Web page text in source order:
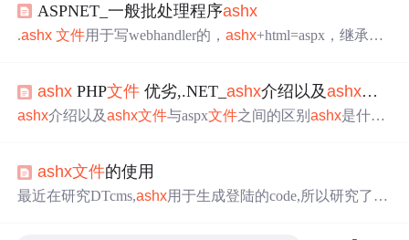
用管相关的WEB技术。.ashx必须包含IsReusable. 如下例所
示using System; using System.Web;public class AverageHandle
ASPNET_一般批处理程序ashx
.ashx 文件用于写webhandler的，ashx+html=aspx，继承于I
ashx PHP文件 优劣,.NET_ashx介绍以及ashx文件
ashx介绍以及ashx文件与aspx文件之间的区别ashx是什么
aspx页面的控件解析以及页面处理的过程。其实就是带HT
ML和C#的混合文件。.ashx文件适合产生供浏览器处理
ashx文件的使用
最近在研究DTcms,ashx用于生成登陆的code,所以研究了一